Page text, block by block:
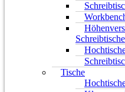
Schreibtische
Tische